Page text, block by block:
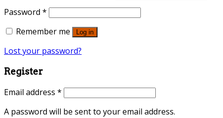
Password *
Remember me
Log in
Lost your password?
Register
Email address *
A password will be sent to your email address.